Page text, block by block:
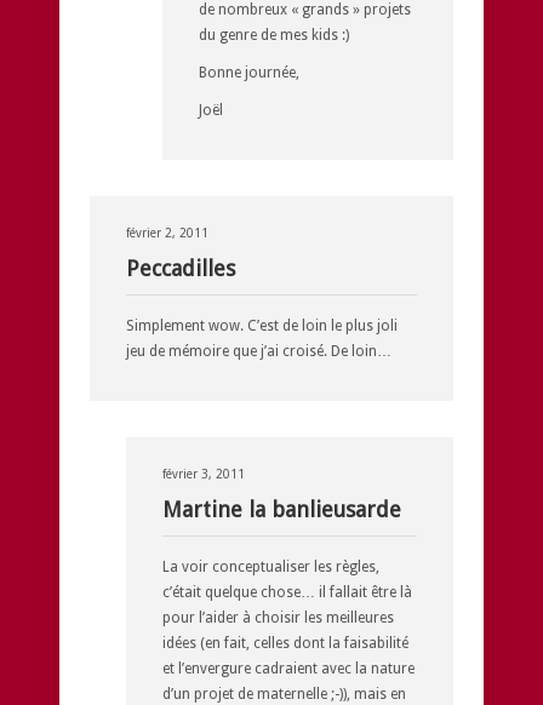
de nombreux « grands » projets
du genre de mes kids :)
Bonne journée,
Joël
février 2, 2011
Peccadilles
Simplement wow. C’est de loin le plus joli
jeu de mémoire que j’ai croisé. De loin…
février 3, 2011
Martine la banlieusarde
La voir conceptualiser les règles,
c’était quelque chose… il fallait être là
pour l’aider à choisir les meilleures
idées (en fait, celles dont la faisabilité
et l’envergure cadraient avec la nature
d’un projet de maternelle ;-)), mais en